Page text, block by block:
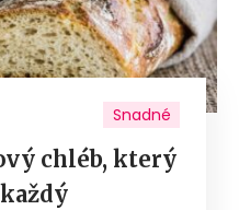
Snadné
chléb, který